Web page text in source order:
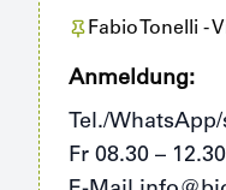
Fabio Tonelli -
Anmeldung:
Tel./
Fr 08.30 –